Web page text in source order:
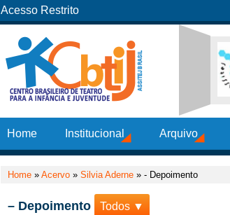
Acesso Restrito
Home Institucional Arquivo
Home » Acervo » Silvia Aderne » - Depoimento
– Depoimento Todos ▼